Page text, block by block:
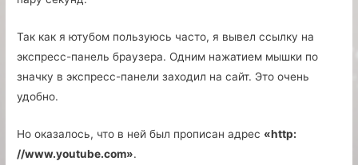
Так как я ютубом пользуюсь часто, я вывел ссылку на
экспресс-панель браузера. Одним нажатием мышки по
значку в экспресс-панели заходил на сайт. Это очень
удобно.
Но оказалось, что в ней был прописан адрес «http:
//www.youtube.com».